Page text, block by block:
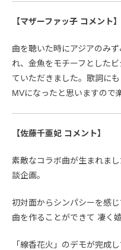
【マザーファッ子 コメント】
曲を聴いた時にアジアのみ
れ、金魚をモチーフとした
ていただきました。歌詞に
MVになったと思いますので
【佐藤千亜妃 コメント】
素敵なコラボ曲が生まれま
談企画。
初対面からシンパシーを感
曲を作ることができて 凄く嬉
「線香花火」のデモが完成